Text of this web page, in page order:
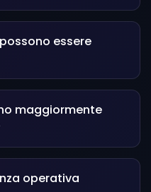
essere
maggiormente
operativa